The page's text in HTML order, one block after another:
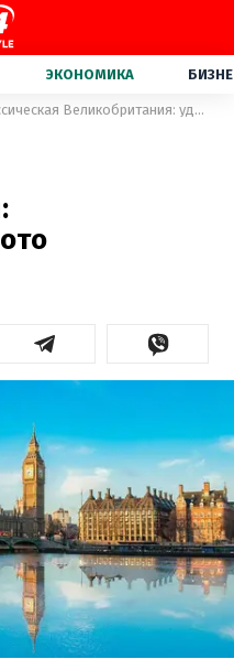
ЭКОНОМИКА
Классическая Великобритания: удивительные фото